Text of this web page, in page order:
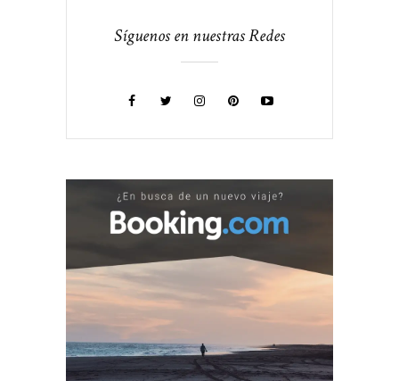
Síguenos en nuestras Redes